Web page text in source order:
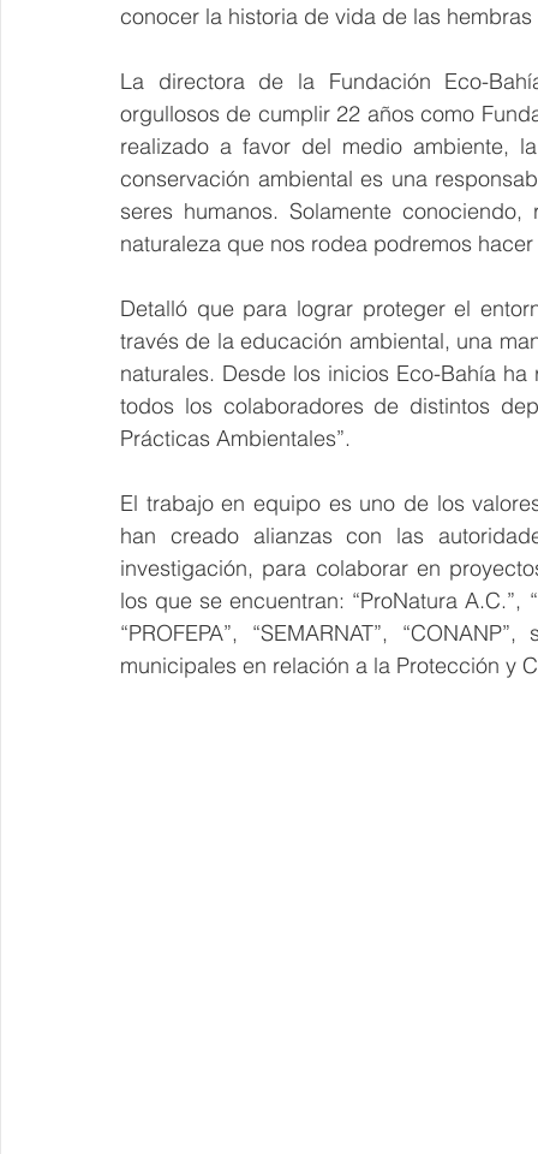
conocer la historia de vida de las
La directora de la Fundación Eco-
orgullosos de cumplir 22 años como
realizado a favor del medio ambiente,
conservación ambiental es una
seres humanos. Solamente
naturaleza que nos rodea podremos
Detalló que para lograr proteger el
través de la educación ambiental, una
naturales. Desde los inicios Eco-Bahía
todos los colaboradores de distintos
Prácticas Ambientales”.
El trabajo en equipo es uno de los
han creado alianzas con las
investigación, para colaborar en
los que se encuentran: “ProNatura A.C.”,
“PROFEPA”, “SEMARNAT”,
municipales en relación a la Protección y